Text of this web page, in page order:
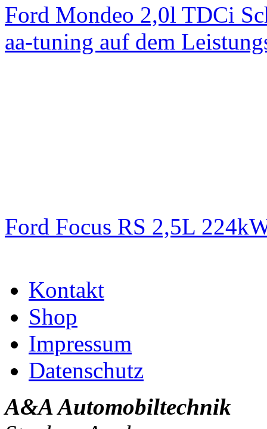
Ford Mondeo 2,0l TDCi
aa-tuning auf dem
Ford Focus RS 2,5L
Kontakt
Shop
Impressum
Datenschutz
A&A Automobiltechnik